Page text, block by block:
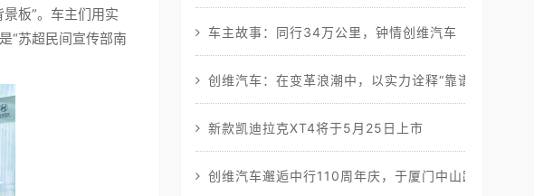
板”。车主们用实
“苏超民间宣传部南
车主故事：同行34万公里，钟情创维汽车
创维汽车：在变革浪潮中，以实力诠释“靠谱”出行
新款凯迪拉克XT4将于5月25日上市
创维汽车邂逅中行110周年庆，于厦门中山路绽放创维